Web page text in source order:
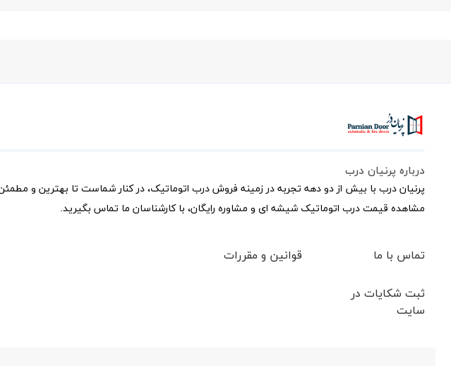
درباره پرنیان درب
پرنیان درب با بیش از دو دهه تجربه در زمینه فروش درب اتوماتیک، در کنار شماست تا بهترین و
مشاهده قیمت درب اتوماتیک شیشه ای و مشاوره رایگان، با کارشناسان ما تماس بگیرید.
تماس با ما قوانین و مقررات
ثبت شکایات در
سایت